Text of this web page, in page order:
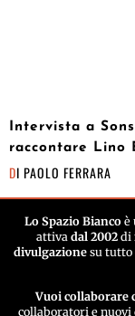
Intervista a
raccontare Lino
DI PAOLO FERRARA
Lo Spazio Biancoè
attiva dal 2002 di
divulgazione su tutto
Vuoi collaborare
collaboratori e nuovi